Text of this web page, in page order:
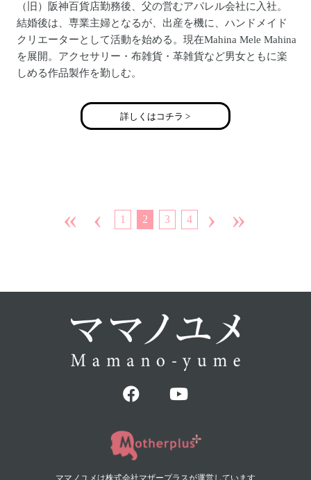
（旧）阪神百貨店勤務後、父の営むアパレル会社に入社。
結婚後は、専業主婦となるが、出産を機に、ハンドメイド
クリエーターとして活動を始める。現在Mahina Mele Mahina
を展開。アクセサリー・布雑貨・革雑貨など男女ともに楽
しめる作品製作を勤しむ。
お料理好きが高じて【読売テレビtenシェフ×主婦】に出演経
詳しくはコチラ >
« ‹ 1 2 3 4 › »